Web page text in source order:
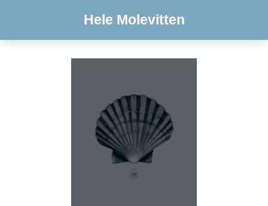
Hele Molevitten